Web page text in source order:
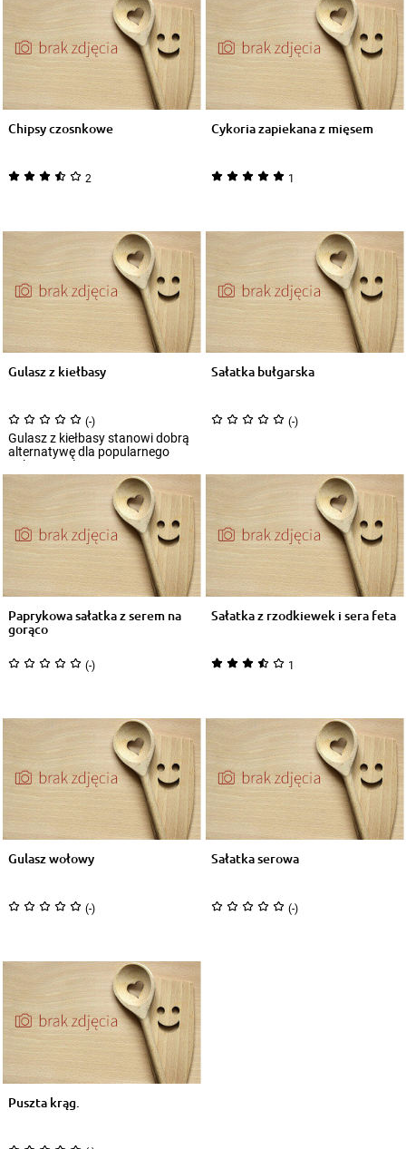
Chipsy czosnkowe
2
Cykoria zapiekana z mięsem
1
Gulasz z kiełbasy
(-)
Gulasz z kiełbasy stanowi dobrą
alternatywę dla popularnego
gulaszu wołowego. Jego
przygotowanie...
Sałatka bułgarska
(-)
Paprykowa sałatka z serem na
gorąco
(-)
Sałatka z rzodkiewek i sera feta
1
Gulasz wołowy
(-)
Sałatka serowa
(-)
Puszta krąg.